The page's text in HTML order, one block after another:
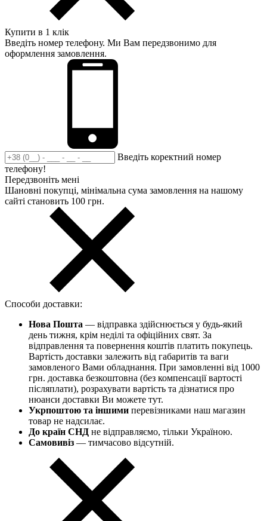
Купити в 1 клік
Введіть номер телефону. Ми Вам передзвонимо для
оформлення замовлення.
Введіть коректний номер
телефону!
Передзвоніть мені
Шановні покупці, мінімальна сума замовлення на нашому
сайті становить 100 грн.
Способи доставки:
Нова Пошта — відправка здійснюється у будь-який
день тижня, крім неділі та офіційних свят. За
відправлення та повернення коштів платить покупець.
Вартість доставки залежить від габаритів та ваги
замовленого Вами обладнання. При замовленні від 1000
грн. доставка безкоштовна (без компенсації вартості
післяплати), розрахувати вартість та дізнатися про
нюанси доставки Ви можете тут.
Укрпоштою та іншими перевізниками наш магазин
товар не надсилає.
До країн СНД не відправляємо, тільки Україною.
Самовивіз — тимчасово відсутній.